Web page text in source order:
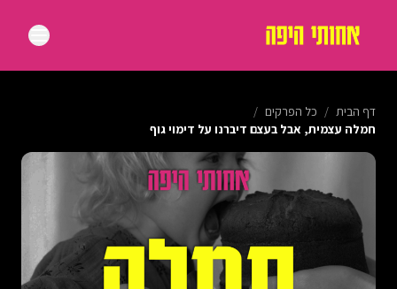
דף הבית / כל הפרקים /
חמלה עצמית, אבל בעצם דיברנו על דימוי גוף